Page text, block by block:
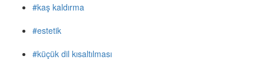
#kaş kaldırma
#estetik
#küçük dil kısaltılması